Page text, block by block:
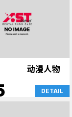
动漫人物
DETAIL